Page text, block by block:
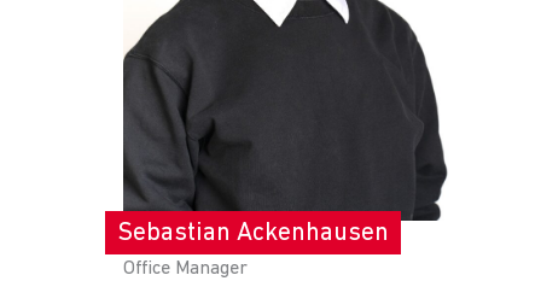
Sebastian Ackenhausen
Office Manager